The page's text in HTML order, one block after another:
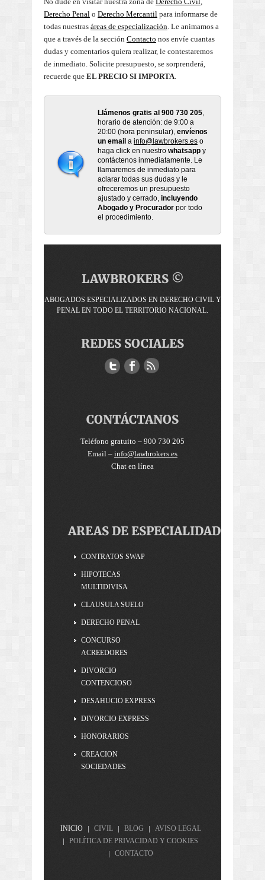
Derecho Penal o Derecho Mercantil para informarse de
todas nuestras áreas de especialización. Le animamos a
que a través de la sección Contacto nos envíe cuantas
dudas y comentarios quiera realizar, le contestaremos
de inmediato. Solicite presupuesto, se sorprenderá,
recuerde que EL PRECIO SI IMPORTA.
Llámenos gratis al 900 730 205,
horario de atención: de 9:00 a
20:00 (hora peninsular), envíenos
un email a info@lawbrokers.es o
haga click en nuestro whatsapp y
contáctenos inmediatamente. Le
llamaremos de inmediato para
aclarar todas sus dudas y le
ofreceremos un presupuesto
ajustado y cerrado, incluyendo
Abogado y Procurador por todo
el procedimiento.
LAWBROKERS ©
ABOGADOS ESPECIALIZADOS EN DERECHO CIVIL Y
PENAL EN TODO EL TERRITORIO NACIONAL.
REDES SOCIALES
CONTÁCTANOS
Teléfono gratuito – 900 730 205
Email – info@lawbrokers.es
Chat en línea
AREAS DE ESPECIALIDAD
CONTRATOS SWAP
HIPOTECAS
MULTIDIVISA
CLAUSULA SUELO
DERECHO PENAL
CONCURSO
ACREEDORES
DIVORCIO
CONTENCIOSO
DESAHUCIO EXPRESS
DIVORCIO EXPRESS
HONORARIOS
CREACION
SOCIEDADES
INICIO CIVIL BLOG
AVISO LEGAL
POLÍTICA DE PRIVACIDAD Y COOKIES
CONTACTO